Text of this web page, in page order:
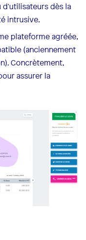
dès la
intrusive.
plateforme agréée,
(anciennement
Concrètement,
assurer la